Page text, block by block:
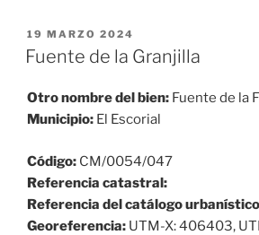
PUBLICADO
EL
19 MARZO 2024
Fuente de la Granjilla
Otro nombre del bien: Fuente de la
Municipio: El Escorial
Código: CM/0054/047
Referencia catastral:
Referencia del catálogo
Georeferencia: UTM-X: 406403,